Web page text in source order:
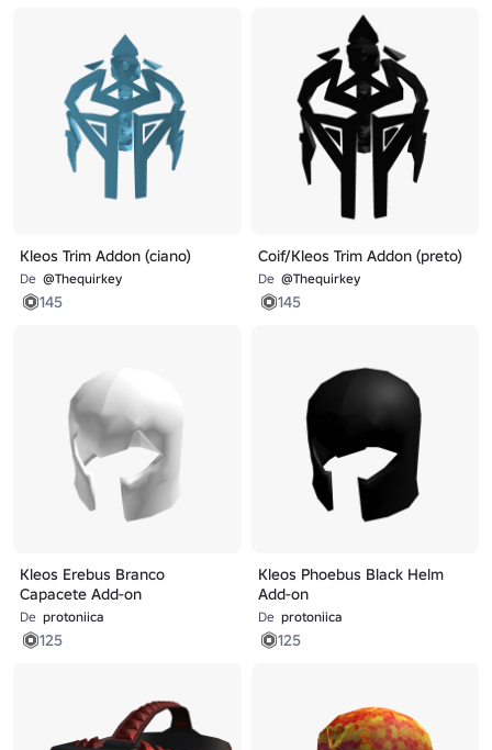
Kleos Trim Addon (ciano)
De @Thequirkey
145
Coif/Kleos Trim Addon (preto)
De @Thequirkey
145
Kleos Erebus Branco
Capacete Add-on
De protoniica
125
Kleos Phoebus Black Helm
Add-on
De protoniica
125